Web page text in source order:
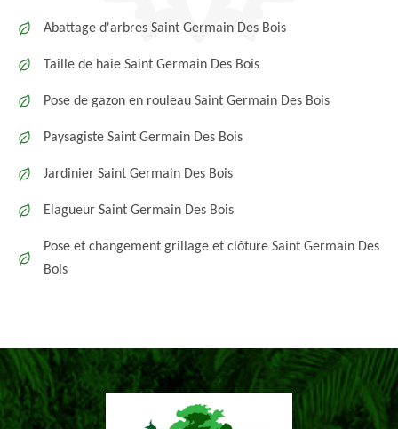
Abattage d'arbres Saint Germain Des Bois
Taille de haie Saint Germain Des Bois
Pose de gazon en rouleau Saint Germain Des Bois
Paysagiste Saint Germain Des Bois
Jardinier Saint Germain Des Bois
Elagueur Saint Germain Des Bois
Pose et changement grillage et clôture Saint Germain Des
Bois